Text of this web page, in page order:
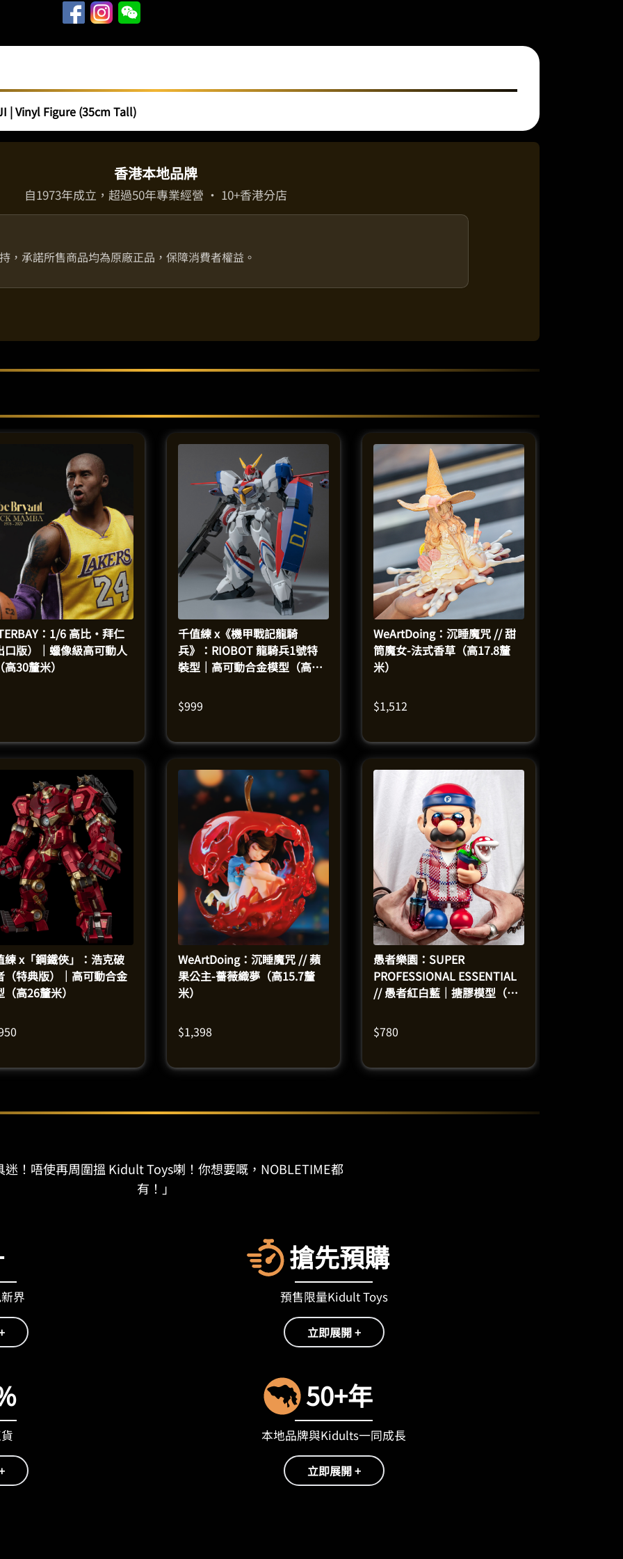
| Vinyl Figure (35cm Tall)
香港本地品牌
自1973年成立，超過50年專業經營 · 10+香港分店
，承諾所售商品均為原廠正品，保障消費者權益。
：1/6 高比·拜仁
口版）｜蠟像級高可動人
30釐米）
千值練 x《機甲戰記龍騎
兵》：RIOBOT 龍騎兵1號特
裝型｜高可動合金模型（高19
$999
WeArtDoing：沉睡魔咒 // 甜
筒魔女-法式香草（高17.8釐
米）
$1,512
練 x「鋼鐵俠」：浩克破
（特典版）｜高可動合金
（高26釐米）
WeArtDoing：沉睡魔咒 // 蘋
果公主-薔薇織夢（高15.7釐
米）
$1,398
愚者樂園：SUPER
PROFESSIONAL ESSENTIAL
// 愚者紅白藍｜搪膠模型（高
$780
迷！唔使再周圍搵 Kidult Toys喇！你想要嘅，NOBLETIME都
有！」
界
搶先預購
預售限量Kidult Toys
立即展開 +
50+年
本地品牌與Kidults一同成長
立即展開 +